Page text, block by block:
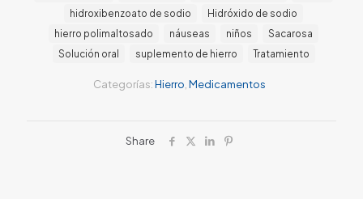
Categorías:Hierro Medicamentos
hidroxibenzoato de sodio
Hidróxido de sodio
hierro polimaltosado
náuseas niños
Sacarosa
Solución oral
suplemento de hierro Tratamiento
Share